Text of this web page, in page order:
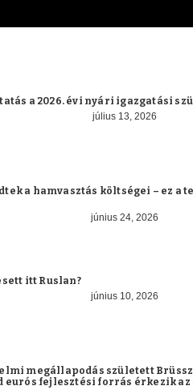
a 2026. évi nyári igazgatási
július 13, 2026
a hamvasztás költségei – ez a
június 24, 2026
itt Ruslan?
június 10, 2026
megállapodás született
fejlesztési forrás érkezik az